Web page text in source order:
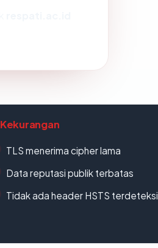
Kekurangan
TLS menerima cipher lama
Data reputasi publik terbatas
Tidak ada header HSTS terdeteksi